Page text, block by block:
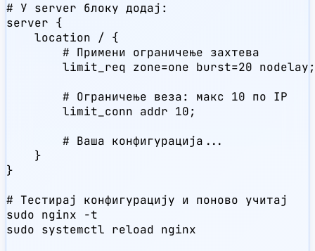
# У server блоку додај:
server {
    location / {
        # Примени ограничење захтева
        limit_req zone=one burst=20 nodelay;
        # Ограничење веза: макс 10 по IP
        limit_conn addr 10;
        # Ваша конфигурација...
    }
}
# Тестирај конфигурацију и поново учитај
sudo nginx -t
sudo systemctl reload nginx